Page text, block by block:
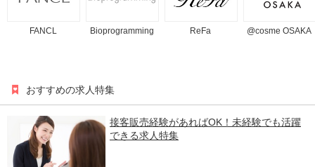
FANCL Bioprogramming ReFa @cosme OSAKA
おすすめの求人特集
接客販売経験があればOK！未経験でも活躍
できる求人特集